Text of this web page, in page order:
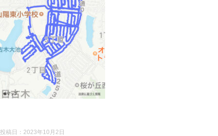
投稿日： 2023年10月2日